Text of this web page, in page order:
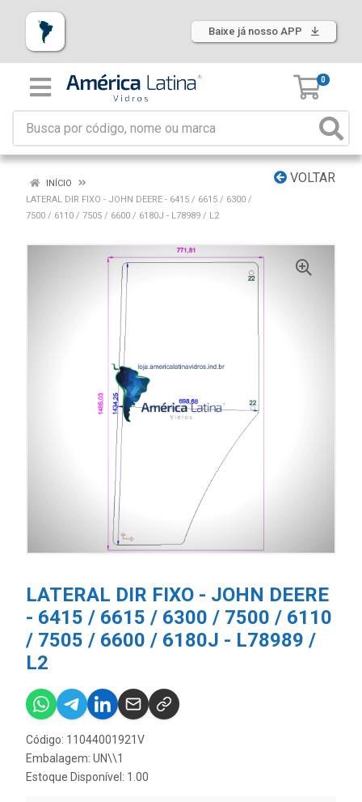
Baixe já nosso APP
0
VOLTAR
INÍCIO
LATERAL DIR FIXO - JOHN DEERE - 6415 / 6615 / 6300 /
7500 / 6110 / 7505 / 6600 / 6180J - L78989 / L2
LATERAL DIR FIXO - JOHN DEERE
- 6415 / 6615 / 6300 / 7500 / 6110
/ 7505 / 6600 / 6180J - L78989 /
L2
Código: 11044001921V
Embalagem: UN\\1
Estoque Disponível: 1.00